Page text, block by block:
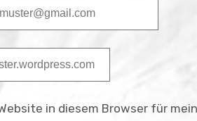
in diesem Browser für